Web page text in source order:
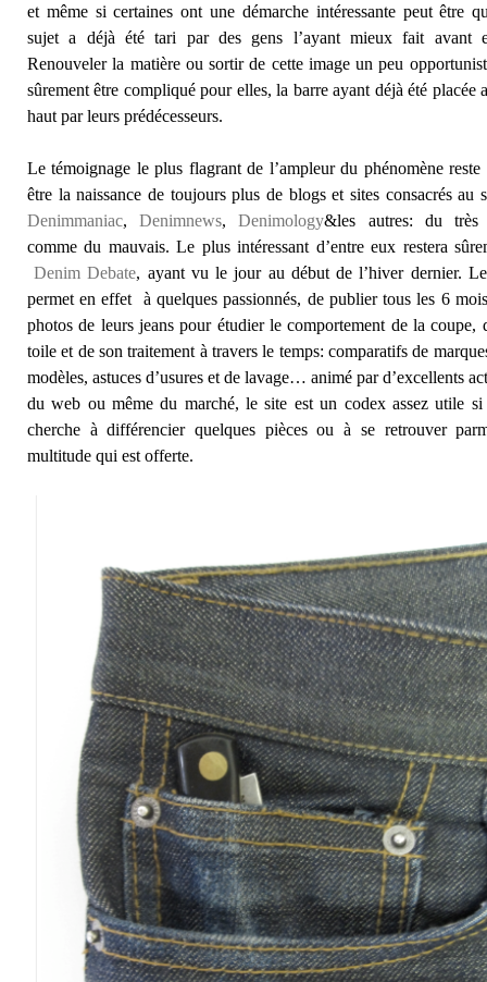
et même si certaines ont une démarche intéressante peut être
sujet a déjà été tari par des gens l’ayant mieux fait avant
Renouveler la matière ou sortir de cette image un peu
sûrement être compliqué pour elles, la barre ayant déjà été placée
haut par leurs prédécesseurs.
Le témoignage le plus flagrant de l’ampleur du phénomène reste
être la naissance de toujours plus de blogs et sites consacrés au
Denimmaniac,Denimnews,Denimology&les autres: du très
comme du mauvais. Le plus intéressant d’entre eux restera
Denim Debate, ayant vu le jour au début de l’hiver dernier.
permet en effet à quelques passionnés, de publier tous les 6
photos de leurs jeans pour étudier le comportement de la coupe,
toile et de son traitement à travers le temps: comparatifs de
modèles, astuces d’usures et de lavage… animé par d’excellents
du web ou même du marché, le site est un codex assez utile si
cherche à différencier quelques pièces ou à se retrouver
multitude qui est offerte.